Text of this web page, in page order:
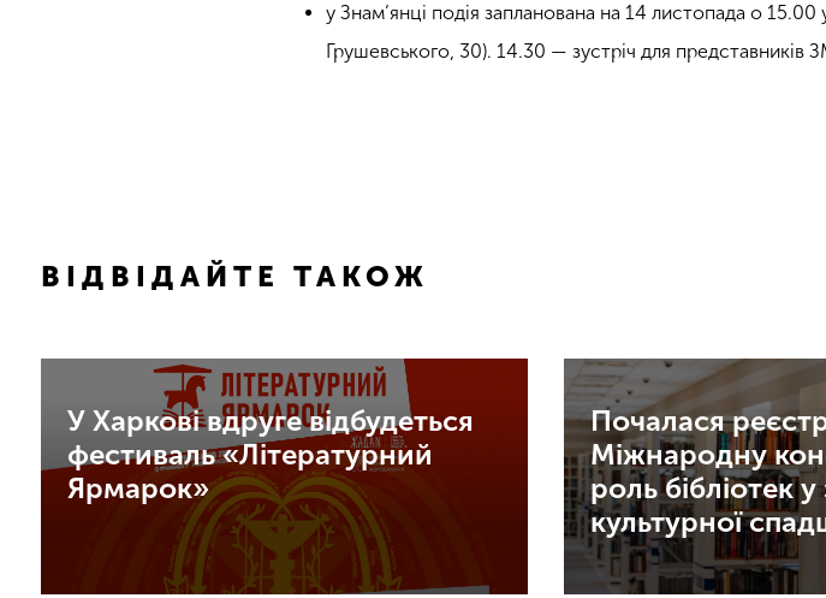
у Знам’янці подія запланована на 14 листопада о 15.00
Грушевського, 30). 14.30 — зустріч для представників
ВІДВІДАЙТЕ ТАКОЖ
У Харкові вдруге відбудеться
фестиваль «Літературний
Ярмарок»
Почалася
Міжнародну
роль бібліотек
культурної